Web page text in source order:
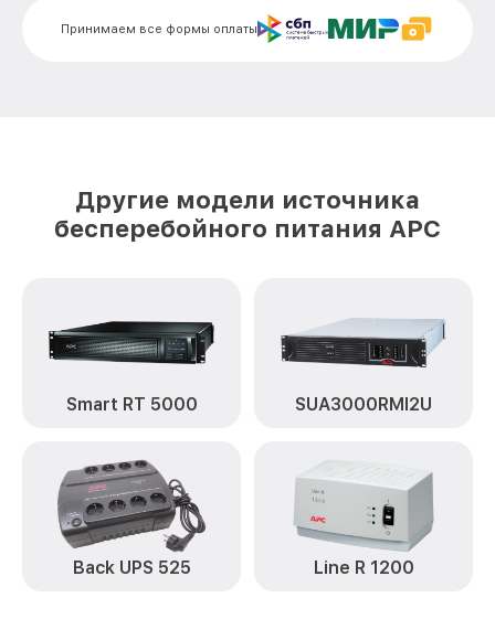
Принимаем все формы оплаты
Другие модели источника
бесперебойного питания APC
Smart RT 5000 SUA3000RMI2U
Back UPS 525 Line R 1200